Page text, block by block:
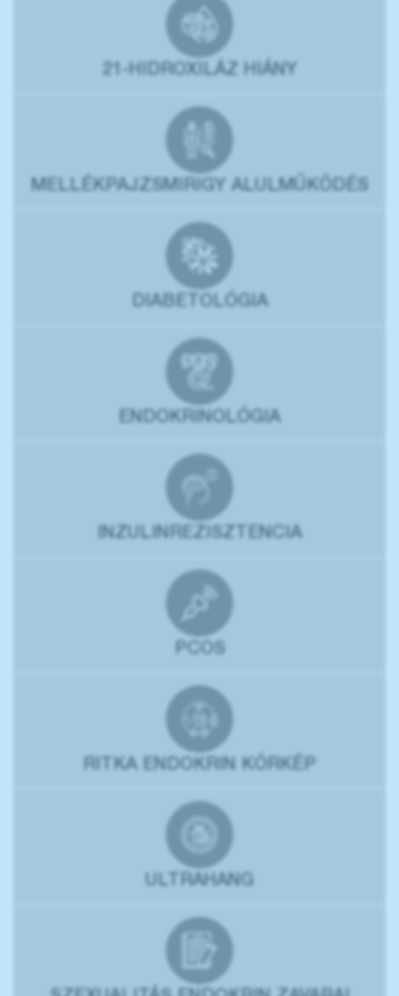
21-HIDROXILÁZ HIÁNY
MELLÉKPAJZSMIRIGY ALULMŰKÖDÉS
DIABETOLÓGIA
ENDOKRINOLÓGIA
INZULINREZISZTENCIA
PCOS
RITKA ENDOKRIN KÓRKÉP
ULTRAHANG